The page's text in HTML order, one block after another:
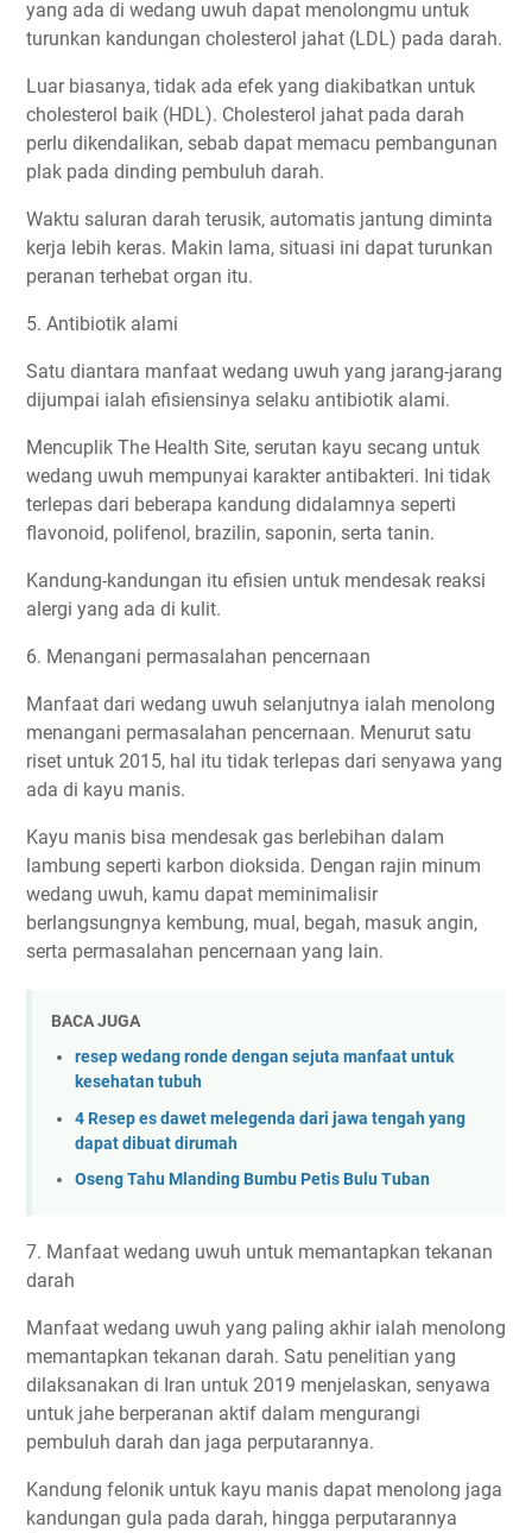
yang ada di wedang uwuh dapat menolongmu untuk
turunkan kandungan cholesterol jahat (LDL) pada darah.
Luar biasanya, tidak ada efek yang diakibatkan untuk
cholesterol baik (HDL). Cholesterol jahat pada darah
perlu dikendalikan, sebab dapat memacu pembangunan
plak pada dinding pembuluh darah.
Waktu saluran darah terusik, automatis jantung diminta
kerja lebih keras. Makin lama, situasi ini dapat turunkan
peranan terhebat organ itu.
5. Antibiotik alami
Satu diantara manfaat wedang uwuh yang jarang-jarang
dijumpai ialah efisiensinya selaku antibiotik alami.
Mencuplik The Health Site, serutan kayu secang untuk
wedang uwuh mempunyai karakter antibakteri. Ini tidak
terlepas dari beberapa kandung didalamnya seperti
flavonoid, polifenol, brazilin, saponin, serta tanin.
Kandung-kandungan itu efisien untuk mendesak reaksi
alergi yang ada di kulit.
6. Menangani permasalahan pencernaan
Manfaat dari wedang uwuh selanjutnya ialah menolong
menangani permasalahan pencernaan. Menurut satu
riset untuk 2015, hal itu tidak terlepas dari senyawa yang
ada di kayu manis.
Kayu manis bisa mendesak gas berlebihan dalam
lambung seperti karbon dioksida. Dengan rajin minum
wedang uwuh, kamu dapat meminimalisir
berlangsungnya kembung, mual, begah, masuk angin,
serta permasalahan pencernaan yang lain.
BACA JUGA
resep wedang ronde dengan sejuta manfaat untuk
kesehatan tubuh
4 Resep es dawet melegenda dari jawa tengah yang
dapat dibuat dirumah
Oseng Tahu Mlanding Bumbu Petis Bulu Tuban
7. Manfaat wedang uwuh untuk memantapkan tekanan
darah
Manfaat wedang uwuh yang paling akhir ialah menolong
memantapkan tekanan darah. Satu penelitian yang
dilaksanakan di Iran untuk 2019 menjelaskan, senyawa
untuk jahe berperanan aktif dalam mengurangi
pembuluh darah dan jaga perputarannya.
Kandung felonik untuk kayu manis dapat menolong jaga
kandungan gula pada darah, hingga perputarannya